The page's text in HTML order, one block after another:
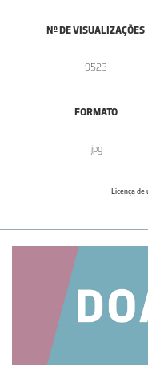
Nº DE VISUALIZAÇÕES
9523
FORMATO
.jpg
Licença de